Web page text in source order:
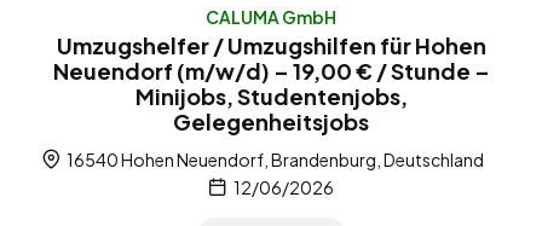
CALUMA GmbH
Umzugshelfer / Umzugshilfen für Hohen
Neuendorf (m/w/d) – 19,00 € / Stunde –
Minijobs, Studentenjobs,
Gelegenheitsjobs
16540 Hohen Neuendorf, Brandenburg, Deutschland
12/06/2026